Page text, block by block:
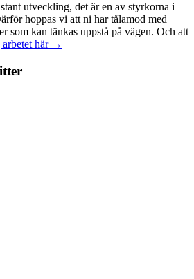
utveckling, det är en av styrkorna i
hoppas vi att ni har tålamod med
som kan tänkas uppstå på vägen. Och att
här →